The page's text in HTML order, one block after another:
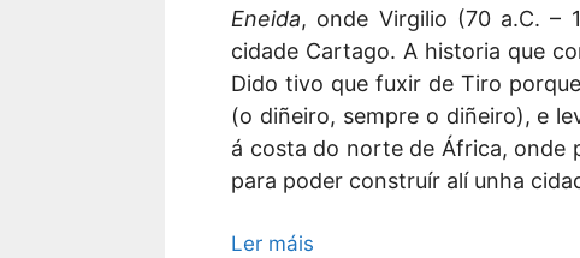
Eneida, onde Virgilio (70 a.C. –
cidade Cartago. A historia que
Dido tivo que fuxir de Tiro
(o diñeiro, sempre o diñeiro), e
á costa do norte de África, onde
para poder construír alí unha
Ler máis